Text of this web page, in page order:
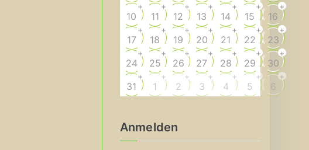
10
+
11
+
12
+
13
+
14
+
15
+
16
+
17
+
18
+
19
+
20
+
21
+
22
+
23
+
24
+
25
+
26
+
27
+
28
+
29
+
30
+
31
+
1
+
2
+
3
+
4
+
5
+
6
+
Anmelden